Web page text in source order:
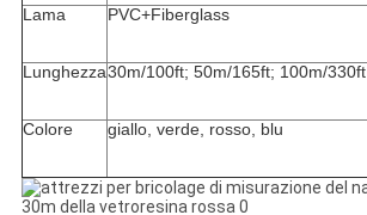
Lama PVC+Fiberglass
Lunghezza30m/100ft; 50m/165ft; 100m/330ft
Colore giallo, verde, rosso, blu